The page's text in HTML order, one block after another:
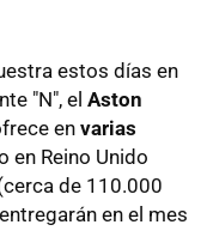
estos días en
"N", el Aston
envarias
en Reino Unido
de 110.000
en el mes